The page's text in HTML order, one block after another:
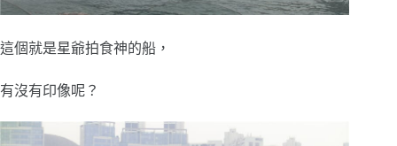
這個就是星爺拍食神的船，
有沒有印像呢？